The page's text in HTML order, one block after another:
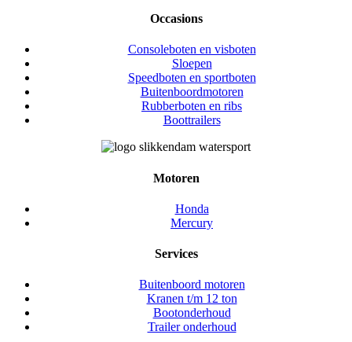
Occasions
Consoleboten en visboten
Sloepen
Speedboten en sportboten
Buitenboordmotoren
Rubberboten en ribs
Boottrailers
Motoren
Honda
Mercury
Services
Buitenboord motoren
Kranen t/m 12 ton
Bootonderhoud
Trailer onderhoud